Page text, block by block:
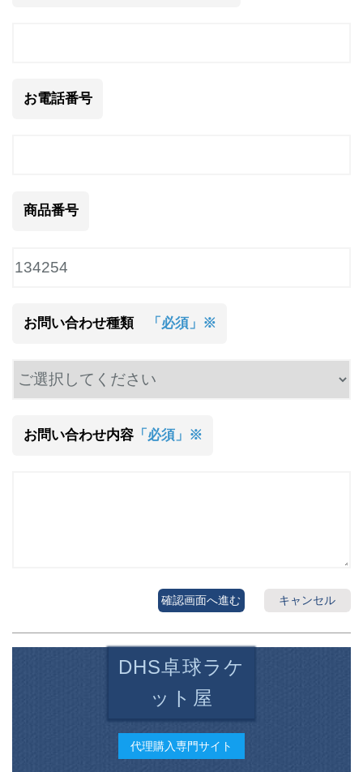
お電話番号
商品番号
お問い合わせ種類 「必須」※
お問い合わせ内容「必須」※
キャンセル
確認画面へ進む
DHS卓球ラケ
ット屋
代理購入専門サイト